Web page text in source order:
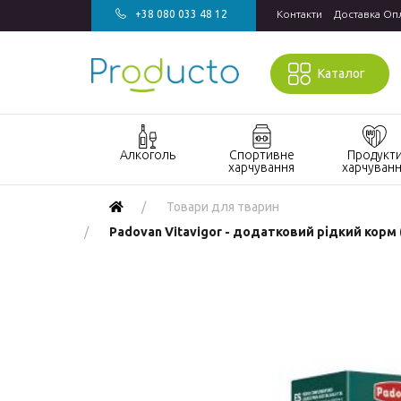
+38 080 033 48 12 Контакти Доставка
Каталог
Алкоголь
Акції алкоголь
Виски
Спортивне
харчування
харчування
Продукти
Макаронні
Товари для тварин
Padovan Vitavigor - додатковий рідкий корм